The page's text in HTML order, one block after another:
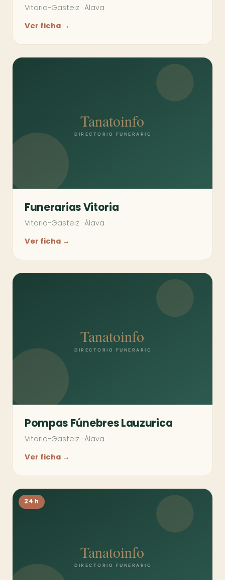
Vitoria-Gasteiz · Álava
Ver ficha →
Funerarias Vitoria
Vitoria-Gasteiz · Álava
Ver ficha →
Pompas Fúnebres Lauzurica
Vitoria-Gasteiz · Álava
Ver ficha →
24 h